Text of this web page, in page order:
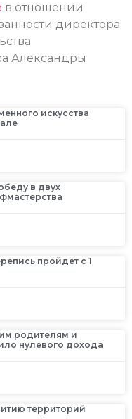
в отношении
директора
Александры
искусства
в двух
пройдет с 1
родителям и
нулевого дохода
территорий